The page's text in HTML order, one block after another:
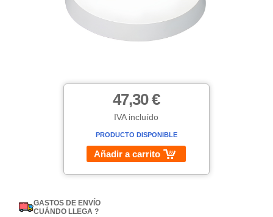
47,30 €
IVA incluído
PRODUCTO DISPONIBLE
Añadir a carrito
GASTOS DE ENVÍO
CUÁNDO LLEGA ?